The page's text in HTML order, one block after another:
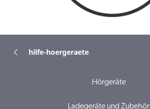
hilfe-hoergeraete
Hörgeräte
Ladegeräte und Zubehör